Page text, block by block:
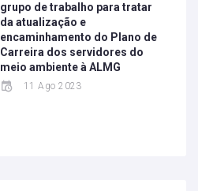
grupo de trabalho para tratar
da atualização e
encaminhamento do Plano de
Carreira dos servidores do
meio ambiente à ALMG
11 Ago 2023